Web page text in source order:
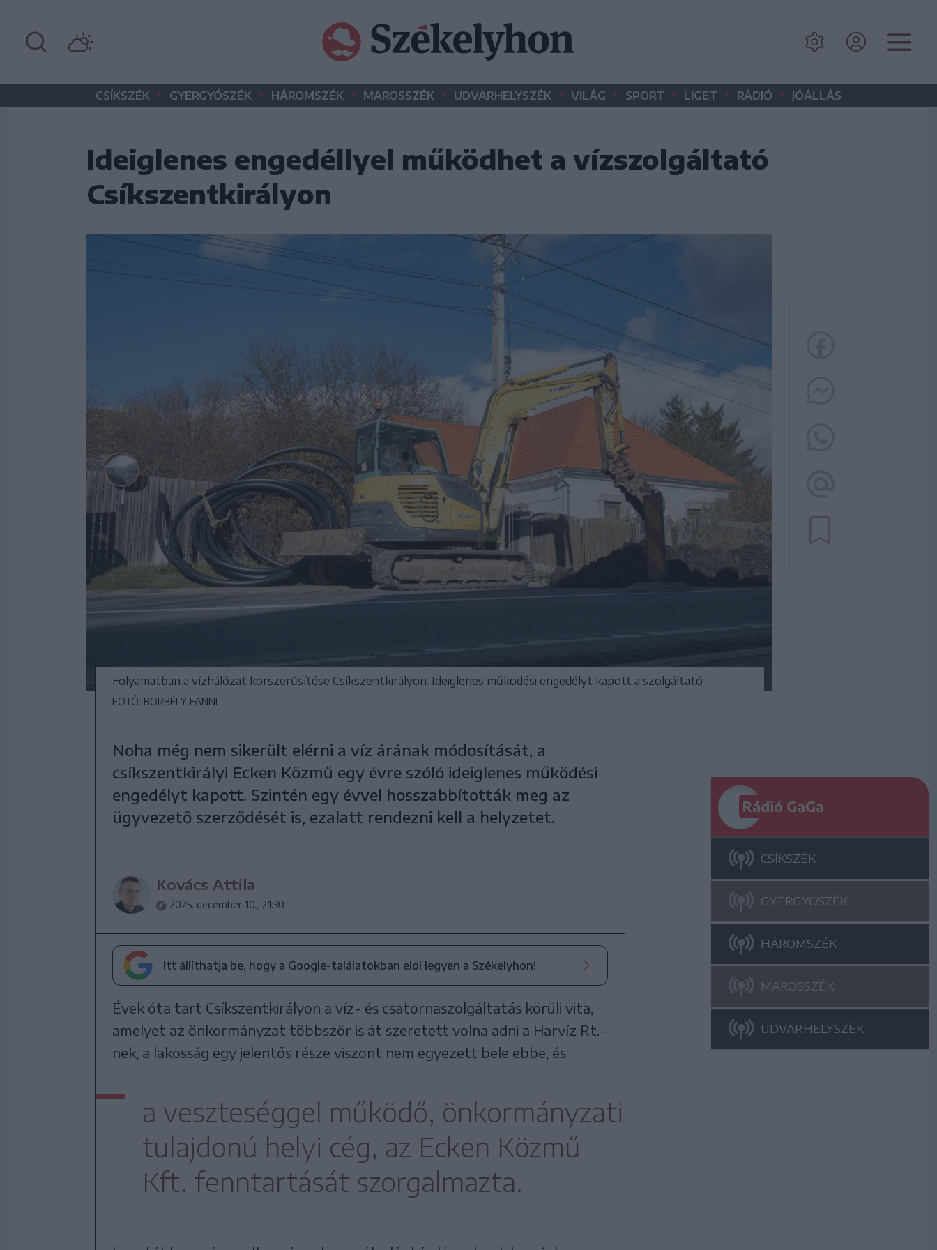
CSÍKSZÉK • GYERGYÓSZÉK • HÁROMSZÉK • MAROSSZÉK • UDVARHELYSZÉK • VILÁG • SPORT • LIGET • RÁDIÓ • JÓÁLLÁS
Ideiglenes engedéllyel működhet a vízszolgáltató
Csíkszentkirályon
Folyamatban a vízhálózat korszerűsítése Csíkszentkirályon. Ideiglenes működési engedélyt kapott a szolgáltató
FOTÓ: BORBÉLY FANNI
Noha még nem sikerült elérni a víz árának módosítását, a
csíkszentkirályi Ecken Közmű egy évre szóló ideiglenes működési
engedélyt kapott. Szintén egy évvel hosszabbították meg az
ügyvezető szerződését is, ezalatt rendezni kell a helyzetet.
Kovács Attila
2025. december 10., 21:30
Itt állíthatja be, hogy a Google-találatokban elöl legyen a Székelyhon!
Évek óta tart Csíkszentkirályon a víz- és csatornaszolgáltatás körüli vita,
amelyet az önkormányzat többször is át szeretett volna adni a Harvíz Rt.-
nek, a lakosság egy jelentős része viszont nem egyezett bele ebbe, és
a veszteséggel működő, önkormányzati
tulajdonú helyi cég, az Ecken Közmű
Kft. fenntartását szorgalmazta.
Rádió GaGa
CSÍKSZÉK
GYERGYÓSZÉK
HÁROMSZÉK
MAROSSZÉK
UDVARHELYSZÉK